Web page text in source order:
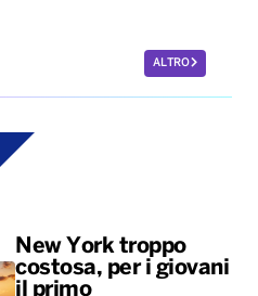
ALTRO
New York troppo
costosa, per i giovani
il primo